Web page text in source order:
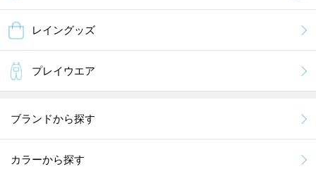
レイングッズ
プレイウエア
ブランドから探す
カラーから探す